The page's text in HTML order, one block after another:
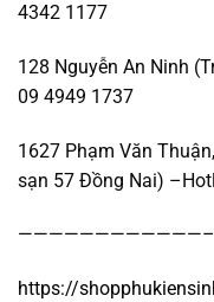
4342 1177
128 Nguyễn An Ninh
09 4949 1737
1627 Phạm Văn
sạn 57 Đồng Nai)
————————————–
https://